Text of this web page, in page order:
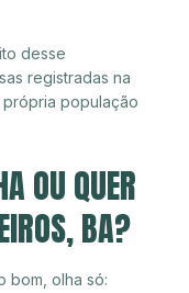
desse
registradas na
população
OU QUER
BA?
bom, olha só: